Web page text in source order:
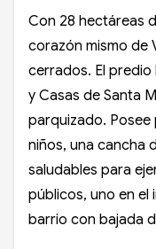
Con 28 hectáreas
corazón mismo de
cerrados. El predio
y Casas de Santa
parquizado.
niños, una cancha
saludables para
públicos, uno en
barrio con bajada